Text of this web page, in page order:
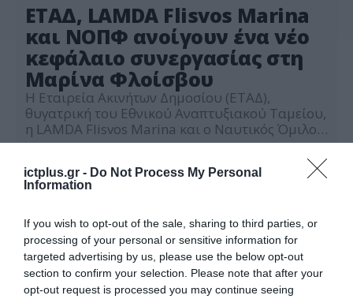
ictplus.gr - Do Not Process My Personal
Information
If you wish to opt-out of the sale, sharing to third parties, or
processing of your personal or sensitive information for
targeted advertising by us, please use the below opt-out
section to confirm your selection. Please note that after your
opt-out request is processed you may continue seeing
ΕΤΑΔ, LAMDA Flisvos Marina
και ΝΟΠΦ ανοίγουν ένα νέο
κεφάλαιο συνεργασίας στη
Μαρίνα Φλοίσβου
Η Εταιρεία Ακινήτων Δημοσίου (ΕΤΑΔ),
θυγατρική του Εθνικού Αναπτυξιακού Ταμείου,
η LAMDA Flisvos Marina και ο Ναυτικός Όμιλος
Παλαιού Φαλήρου (ΝΟΠΦ) ανέδειξαν, στο
Θάλασσα, Ενισχύοντας την Κοινωνία» τη
σημασία της συνεργασίας μεταξύ Δημόσιου και
δημιουργούνται, με τη συνέχιση της
λειτουργίας του ΝΟΠΦ στον […]